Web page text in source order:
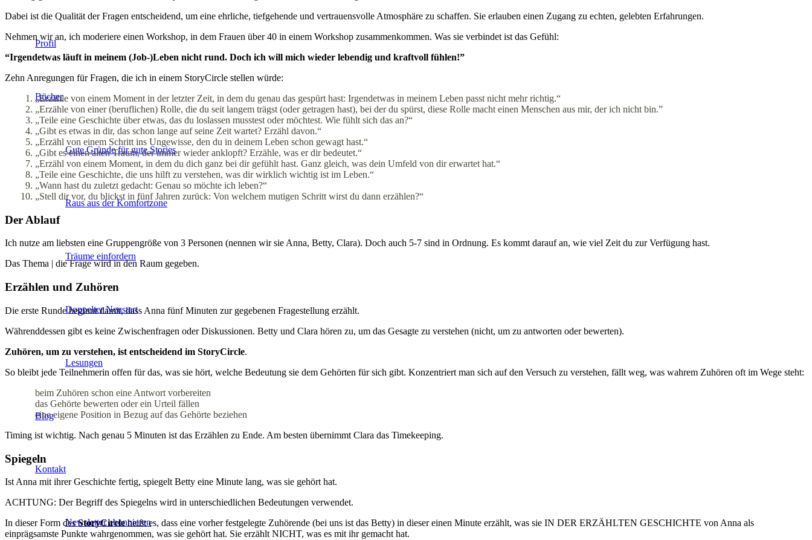
Profil
Bücher
Gute Gründe für gute Stories
Raus aus der Komfortzone
Träume einfordern
Doppelter Neustart
Lesungen
Blog
Kontakt
Newsletter abonnieren
Dabei ist die Qualität der Fragen entscheidend, um eine ehrliche, tiefgehende und vertrauensvolle Atmosphäre zu schaffen. Sie erlauben einen Zugang zu echten, gelebten Erfahrungen.
Nehmen wir an, ich moderiere einen Workshop, in dem Frauen über 40 in einem Workshop zusammenkommen. Was sie verbindet ist das Gefühl:
“Irgendetwas läuft in meinem (Job-)Leben nicht rund. Doch ich will mich wieder lebendig und kraftvoll fühlen!”
Zehn Anregungen für Fragen, die ich in einem StoryCircle stellen würde:
„Erzähle von einem Moment in der letzter Zeit, in dem du genau das gespürt hast: Irgendetwas in meinem Leben passt nicht mehr richtig.“
„Erzähle von einer (beruflichen) Rolle, die du seit langem trägst (oder getragen hast), bei der du spürst, diese Rolle macht einen Menschen aus mir, der ich nicht bin.”
„Teile eine Geschichte über etwas, das du loslassen musstest oder möchtest. Wie fühlt sich das an?“
„Gibt es etwas in dir, das schon lange auf seine Zeit wartet? Erzähl davon.“
„Erzähl von einem Schritt ins Ungewisse, den du in deinem Leben schon gewagt hast.“
„Gibt es einen alten Traum, der immer wieder anklopft? Erzähle, was er dir bedeutet.“
„Erzähl von einem Moment, in dem du dich ganz bei dir gefühlt hast. Ganz gleich, was dein Umfeld von dir erwartet hat.“
„Teile eine Geschichte, die uns hilft zu verstehen, was dir wirklich wichtig ist im Leben.“
„Wann hast du zuletzt gedacht: Genau so möchte ich leben?“
„Stell dir vor, du blickst in fünf Jahren zurück: Von welchem mutigen Schritt wirst du dann erzählen?“
Der Ablauf
Ich nutze am liebsten eine Gruppengröße von 3 Personen (nennen wir sie Anna, Betty, Clara). Doch auch 5-7 sind in Ordnung. Es kommt darauf an, wie viel Zeit du zur Verfügung hast.
Das Thema | die Frage wird in den Raum gegeben.
Erzählen und Zuhören
Die erste Runde beginnt damit, dass Anna fünf Minuten zur gegebenen Fragestellung erzählt.
Währenddessen gibt es keine Zwischenfragen oder Diskussionen. Betty und Clara hören zu, um das Gesagte zu verstehen (nicht, um zu antworten oder bewerten).
Zuhören, um zu verstehen, ist entscheidend im StoryCircle.
So bleibt jede Teilnehmerin offen für das, was sie hört, welche Bedeutung sie dem Gehörten für sich gibt. Konzentriert man sich auf den Versuch zu verstehen, fällt weg, was wahrem Zuhören oft im Wege steht:
beim Zuhören schon eine Antwort vorbereiten
das Gehörte bewerten oder ein Urteil fällen
eine eigene Position in Bezug auf das Gehörte beziehen
Timing ist wichtig. Nach genau 5 Minuten ist das Erzählen zu Ende. Am besten übernimmt Clara das Timekeeping.
Spiegeln
Ist Anna mit ihrer Geschichte fertig, spiegelt Betty eine Minute lang, was sie gehört hat.
ACHTUNG: Der Begriff des Spiegelns wird in unterschiedlichen Bedeutungen verwendet.
In dieser Form desStoryCircleheißt es, dass eine vorher festgelegte Zuhörende (bei uns ist das Betty) in dieser einen Minute erzählt, was sie IN DER ERZÄHLTEN GESCHICHTE von Anna als
einprägsamste Punkte wahrgenommen, was sie gehört hat. Sie erzählt NICHT, was es mit ihr gemacht hat.